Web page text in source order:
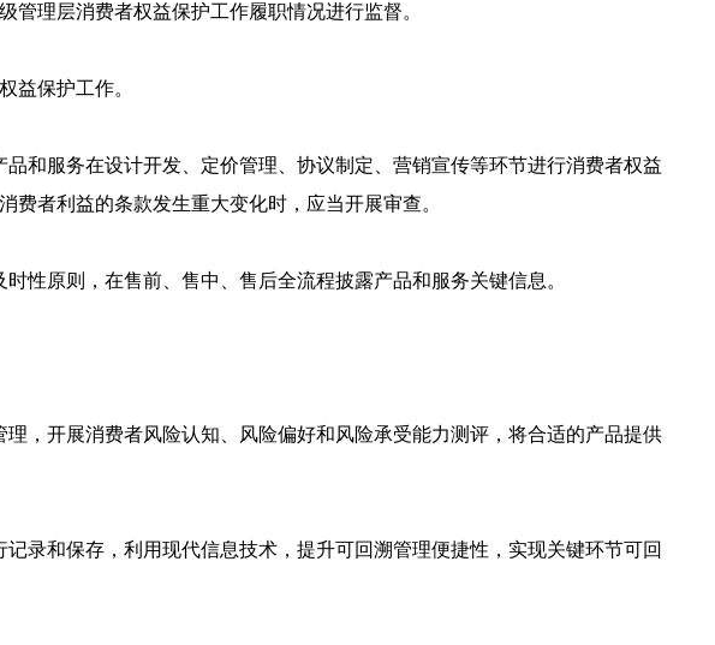
理层消费者权益保护工作履职情况进行监督。
益保护工作。
和服务在设计开发、定价管理、协议制定、营销宣传等环节进行消费者权益
者利益的条款发生重大变化时，应当开展审查。
性原则，在售前、售中、售后全流程披露产品和服务关键信息。
，开展消费者风险认知、风险偏好和风险承受能力测评，将合适的产品提供
录和保存，利用现代信息技术，提升可回溯管理便捷性，实现关键环节可回